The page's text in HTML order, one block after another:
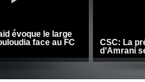
MCA: Kaci-Saïd évoque le
succès du Mouloudia face